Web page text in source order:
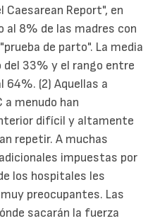
Report", en
al 8% de las madres con
de parto". La media
del 33% y el rango entre
64%. (2) Aquellas a
a menudo han
difícil y altamente
repetir. A muchas
impuestas por
los hospitales les
preocupantes. Las
sacarán la fuerza